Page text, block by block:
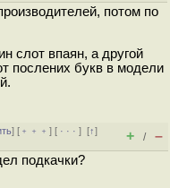
потом по
слот впаян, а другой
послених букв в модели
] [ ﹢﹢﹢] [ · · ·][↑]
+ / –
подкачки?